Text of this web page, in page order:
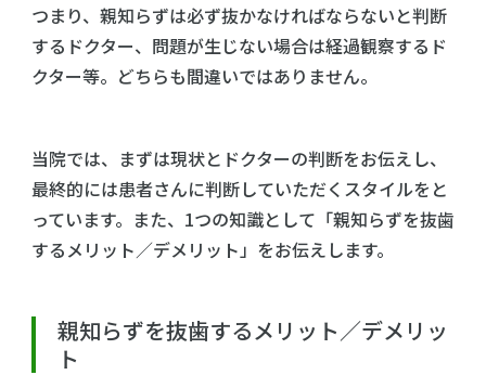
つまり、親知らずは必ず抜かなければならないと判断
するドクター、問題が生じない場合は経過観察するド
クター等。どちらも間違いではありません。
当院では、まずは現状とドクターの判断をお伝えし、
最終的には患者さんに判断していただくスタイルをと
っています。また、1つの知識として「親知らずを抜歯
するメリット／デメリット」をお伝えします。
親知らずを抜歯するメリット／デメリッ
ト